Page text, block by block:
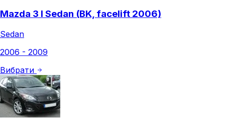
Mazda 3 I Sedan (BK, facelift 2006)
Sedan
2006 - 2009
Вибрати